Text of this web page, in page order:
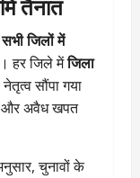
जिलों में
हर जिले मेंजिला
सौंपा गया
और अवैध खपत
चुनावों के